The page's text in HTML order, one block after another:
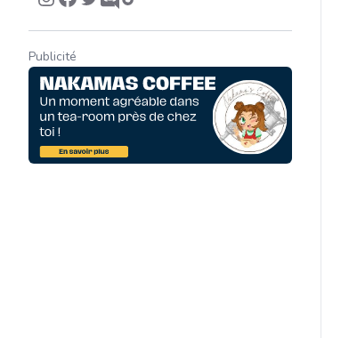
Publicité